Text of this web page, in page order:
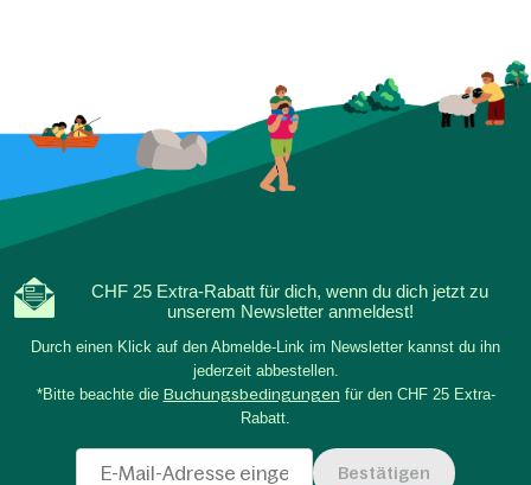
CHF 25 Extra-Rabatt für dich, wenn du dich jetzt zu
unserem Newsletter anmeldest!
Durch einen Klick auf den Abmelde-Link im Newsletter kannst du ihn
jederzeit abbestellen.
*Bitte beachte die Buchungsbedingungen für den CHF 25 Extra-
Rabatt.
Bestätigen